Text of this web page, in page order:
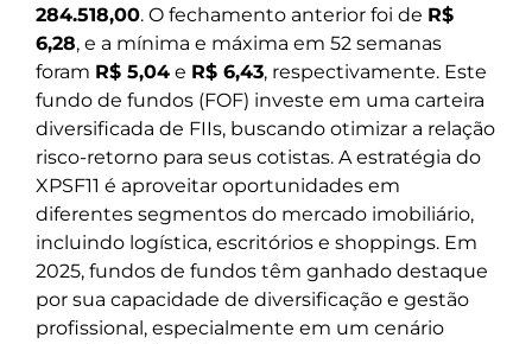
284.518,00. O fechamento anterior foi de R$
6,28, e a mínima e máxima em 52 semanas
foram R$ 5,04 e R$ 6,43, respectivamente. Este
fundo de fundos (FOF) investe em uma carteira
diversificada de FIIs, buscando otimizar a relação
risco-retorno para seus cotistas. A estratégia do
XPSF11 é aproveitar oportunidades em
diferentes segmentos do mercado imobiliário,
incluindo logística, escritórios e shoppings. Em
2025, fundos de fundos têm ganhado destaque
por sua capacidade de diversificação e gestão
profissional, especialmente em um cenário